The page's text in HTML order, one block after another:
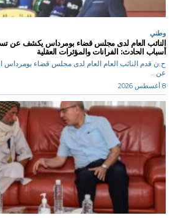
وطني
النائب العام لدى مجلس قضاء بومرداس يكشف عن
أسباب الحادث: الفرانات والمؤثرات العقلية
ح.ن قدم النائب العام العام لدى مجلس قضاء بومرداس
عن...
8 أغسطس 2026